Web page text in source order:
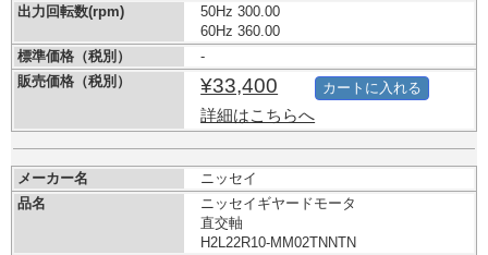
出力回転数(rpm)
50Hz 300.00
60Hz 360.00
標準価格（税別）
-
販売価格（税別）
¥33,400
詳細はこちらへ
カートに入れる
メーカー名
ニッセイ
品名
ニッセイギヤードモータ
直交軸
H2L22R10-MM02TNNTN